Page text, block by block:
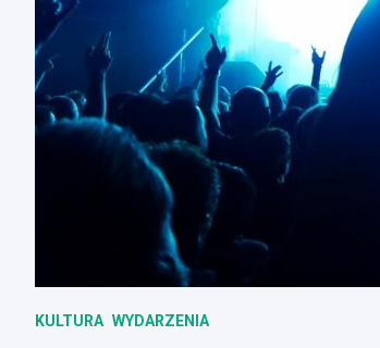
KULTURA WYDARZENIA